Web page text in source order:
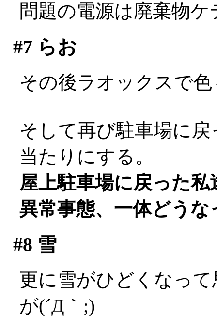
問題の電源は廃棄物ケ
#7 らお
その後ラオックスで
そして再び駐車場に
当たりにする。
屋上駐車場に戻った
異常事態、一体どう
#8 雪
更に雪がひどくなっ
が(´Д｀;)